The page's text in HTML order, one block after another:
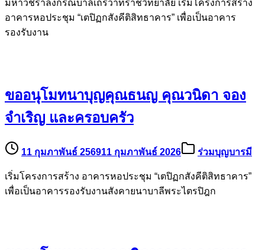
มหาวชิราลงกรณบาลีเถรวาทราชวิทยาลัย เริ่มโครงการสร้าง
อาคารหอประชุม “เตปิฏกสังคีติสิทธาคาร” เพื่อเป็นอาคาร
รองรับงาน
ขออนุโมทนาบุญคุณธนญ คุณวนิดา จอง
จำเริญ และครอบครัว
11 กุมภาพันธ์ 256911 กุมภาพันธ์ 2026 ร่วมบุญบารมี
เริ่มโครงการสร้าง อาคารหอประชุม “เตปิฏกสังคีติสิทธาคาร”
เพื่อเป็นอาคารรองรับงานสังคายนาบาลีพระไตรปิฎก